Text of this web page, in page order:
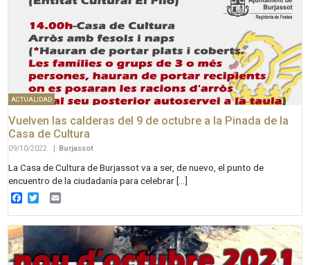
ACTUALIDAD
Vuelven las calderas del 9 de octubre a la Pinada de la
Casa de Cultura
09/10/2022 | Burjassot
La Casa de Cultura de Burjassot va a ser, de nuevo, el punto de
encuentro de la ciudadanía para celebrar […]
Facebook
Twitter